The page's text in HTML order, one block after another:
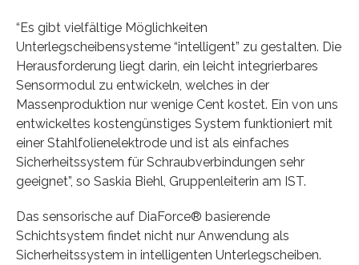
“Es gibt vielfältige Möglichkeiten
Unterlegscheibensysteme “intelligent” zu gestalten. Die
Herausforderung liegt darin, ein leicht integrierbares
Sensormodul zu entwickeln, welches in der
Massenproduktion nur wenige Cent kostet. Ein von uns
entwickeltes kostengünstiges System funktioniert mit
einer Stahlfolienelektrode und ist als einfaches
Sicherheitssystem für Schraubverbindungen sehr
geeignet”, so Saskia Biehl, Gruppenleiterin am IST.
Das sensorische auf DiaForce® basierende
Schichtsystem findet nicht nur Anwendung als
Sicherheitssystem in intelligenten Unterlegscheiben.